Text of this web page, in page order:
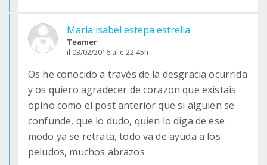
Maria isabel estepa estrella
Teamer
il 03/02/2016 alle 22:45h
Os he conocido a través de la desgracia ocurrida
y os quiero agradecer de corazon que existais
opino como el post anterior que si alguien se
confunde, que lo dudo, quien lo diga de ese
modo ya se retrata, todo va de ayuda a los
peludos, muchos abrazos